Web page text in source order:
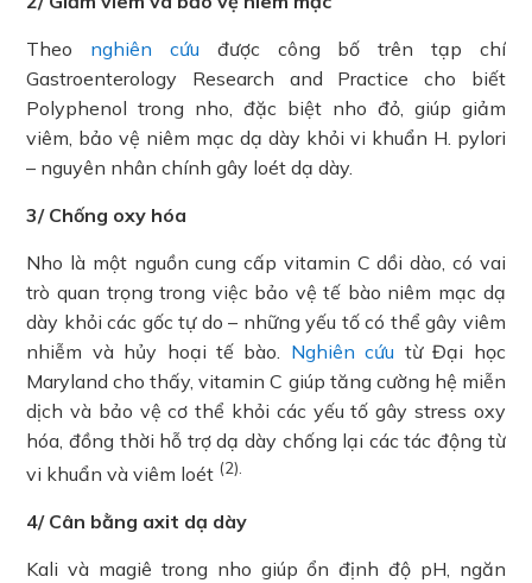
Theo nghiên cứu được công bố trên tạp chí
Gastroenterology Research and Practice cho biết
Polyphenol trong nho, đặc biệt nho đỏ, giúp giảm
viêm, bảo vệ niêm mạc dạ dày khỏi vi khuẩn H. pylori
– nguyên nhân chính gây loét dạ dày.
3/ Chống oxy hóa
Nho là một nguồn cung cấp vitamin C dồi dào, có vai
trò quan trọng trong việc bảo vệ tế bào niêm mạc dạ
dày khỏi các gốc tự do – những yếu tố có thể gây viêm
nhiễm và hủy hoại tế bào. Nghiên cứu từ Đại học
Maryland cho thấy, vitamin C giúp tăng cường hệ miễn
dịch và bảo vệ cơ thể khỏi các yếu tố gây stress oxy
hóa, đồng thời hỗ trợ dạ dày chống lại các tác động từ
vi khuẩn và viêm loét (2).
4/ Cân bằng axit dạ dày
Kali và magiê trong nho giúp ổn định độ pH, ngăn